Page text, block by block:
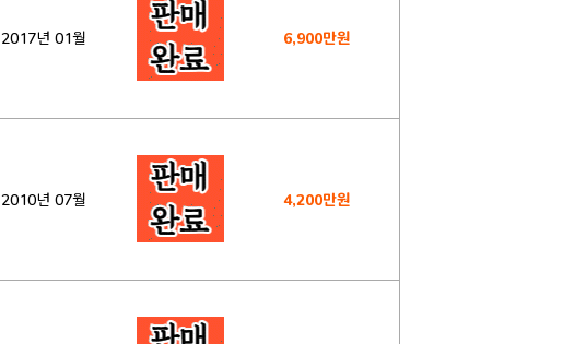
2017년 01월 6,900만원
2010년 07월 4,200만원